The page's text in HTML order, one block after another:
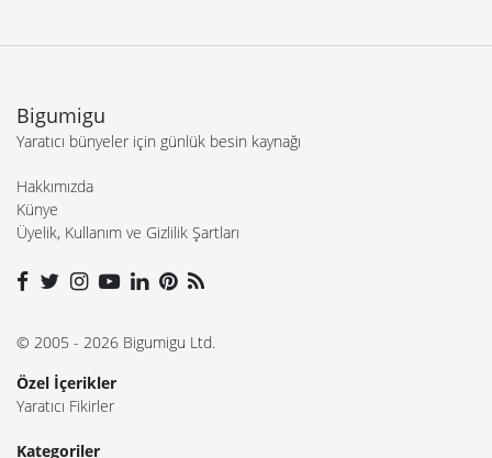
Bigumigu
Yaratıcı bünyeler için günlük besin kaynağı
Hakkımızda
Künye
Üyelik, Kullanım ve Gizlilik Şartları
© 2005 - 2026 Bigumigu Ltd.
Özel İçerikler
Yaratıcı Fikirler
Kategoriler